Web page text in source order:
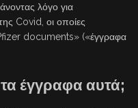
λόγο για
Covid, οι οποίες
documents» («έγγραφα
έγγραφα αυτά;